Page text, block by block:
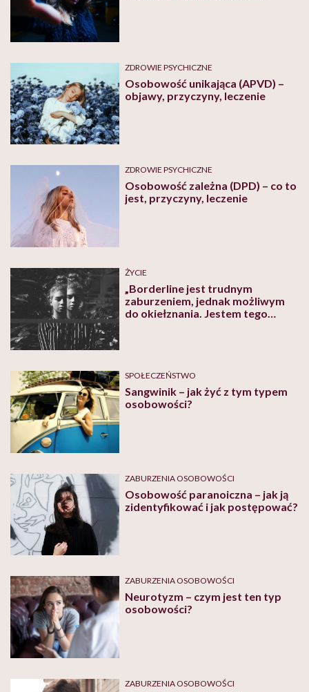
ZDROWIE PSYCHICZNE
Osobowość unikająca (APVD) –
objawy, przyczyny, leczenie
ZDROWIE PSYCHICZNE
Osobowość zależna (DPD) – co to
jest, przyczyny, leczenie
ŻYCIE
„Borderline jest trudnym
zaburzeniem, jednak możliwym
do okiełznania. Jestem tego
SPOŁECZEŃSTWO
Sangwinik – jak żyć z tym typem
osobowości?
ZABURZENIA OSOBOWOŚCI
Osobowość paranoiczna – jak ją
zidentyfikować i jak postępować?
ZABURZENIA OSOBOWOŚCI
Neurotyzm – czym jest ten typ
osobowości?
ZABURZENIA OSOBOWOŚCI